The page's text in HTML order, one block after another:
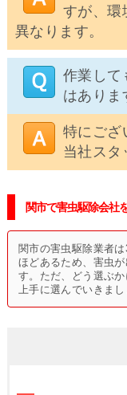
すが、環
異なります。
作業して
はありま
特にござ
当社スタ
関市で害虫駆除会社
関市の害虫駆除業者
ほどあるため、害虫
す。ただ、どう選ぶ
上手に選んでいきまし